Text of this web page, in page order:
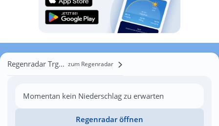
Regenradar Trgovišće zum Regenradar
Momentan kein Niederschlag zu erwarten
Regenradar öffnen